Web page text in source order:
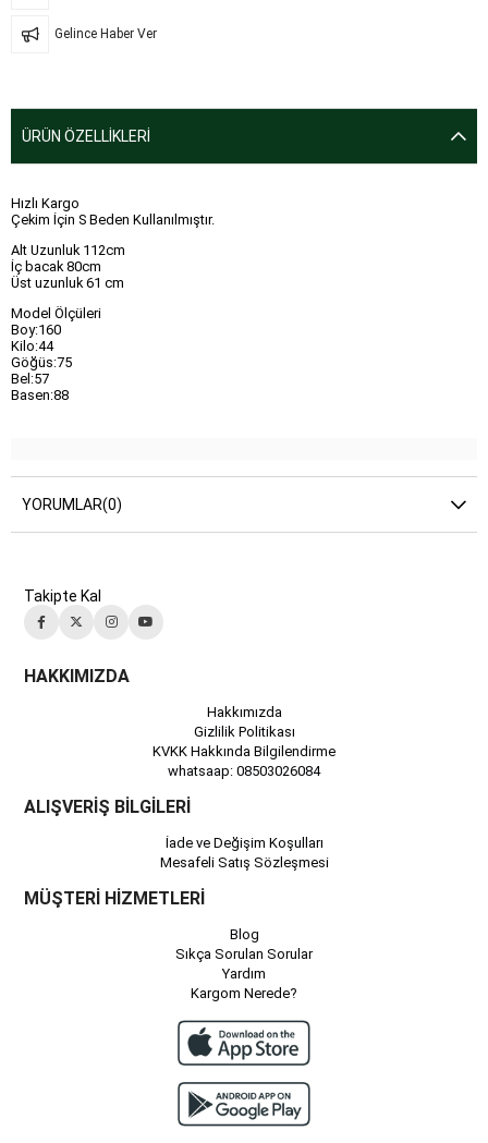
Gelince Haber Ver
ÜRÜN ÖZELLIKLERI
Hızlı Kargo
Çekim İçin S Beden Kullanılmıştır.
Alt Uzunluk 112cm
İç bacak 80cm
Üst uzunluk 61 cm
Model Ölçüleri
Boy:160
Kilo:44
Göğüs:75
Bel:57
Basen:88
YORUMLAR(0)
Takipte Kal
HAKKIMIZDA
Hakkımızda
Gizlilik Politikası
KVKK Hakkında Bilgilendirme
whatsaap: 08503026084
ALIŞVERİŞ BİLGİLERİ
İade ve Değişim Koşulları
Mesafeli Satış Sözleşmesi
MÜŞTERİ HİZMETLERİ
Blog
Sıkça Sorulan Sorular
Yardım
Kargom Nerede?